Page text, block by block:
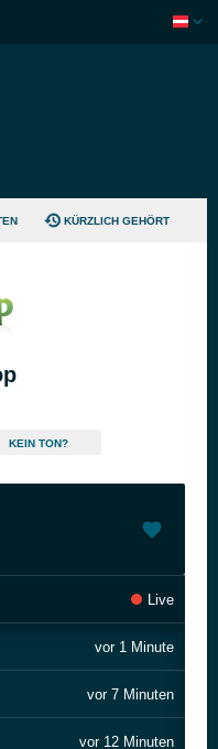
KÜRZLICH GEHÖRT
KEIN TON?
Live
vor 1 Minute
vor 7 Minuten
vor 12 Minuten